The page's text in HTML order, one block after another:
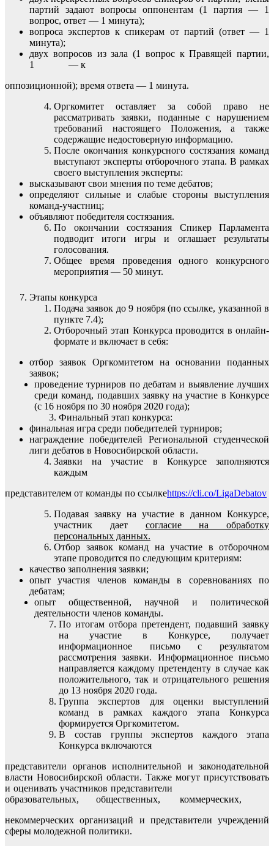
партий задают вопросы оппонентам (1 партия — 1
вопрос, ответ — 1 минута);
вопроса экспертов к спикерам от партий (ответ — 1
минута);
двух вопросов из зала (1 вопрос к Правящей партии,
1 — к
оппозиционной); время ответа — 1 минута.
Оргкомитет оставляет за собой право не
рассматривать заявки, поданные с нарушением
требований настоящего Положения, а также
содержащие недостоверную информацию.
После окончания конкурсного состязания команд
выступают эксперты отборочного этапа. В рамках
своего выступления эксперты:
высказывают свои мнения по теме дебатов;
определяют сильные и слабые стороны выступления
команд-участниц;
объявляют победителя состязания.
По окончании состязания Спикер Парламента
подводит итоги игры и оглашает результаты
голосования.
Общее время проведения одного конкурсного
мероприятия — 50 минут.
Этапы конкурса
Подача заявок до 9 ноября (по ссылке, указанной в
пункте 7.4);
Отборочный этап Конкурса проводится в онлайн-
формате и включает в себя:
отбор заявок Оргкомитетом на основании поданных
заявок;
проведение турниров по дебатам и выявление лучших
среди команд, подавших заявку на участие в Конкурсе
(с 16 ноября по 30 ноября 2020 года);
Финальный этап конкурса:
финальная игра среди победителей турниров;
награждение победителей Региональной студенческой
лиги дебатов в Новосибирской области.
Заявки на участие в Конкурсе заполняются
каждым
представителем от команды по ссылкеhttps://cli.co/LigaDebatov
Подавая заявку на участие в данном Конкурсе,
участник дает согласие на обработку
персональных данных.
Отбор заявок команд на участие в отборочном
этапе проводится по следующим критериям:
качество заполнения заявки;
опыт участия членов команды в соревнованиях по
дебатам;
опыт общественной, научной и политической
деятельности членов команды.
По итогам отбора претендент, подавший заявку
на участие в Конкурсе, получает
информационное письмо с результатом
рассмотрения заявки. Информационное письмо
направляется каждому претенденту в случае как
положительного, так и отрицательного решения
до 13 ноября 2020 года.
Группа экспертов для оценки выступлений
команд в рамках каждого этапа Конкурса
формируется Оргкомитетом.
В состав группы экспертов каждого этапа
Конкурса включаются
представители органов исполнительной и законодательной
власти Новосибирской области. Также могут присутствовать
и оценивать участников представители
образовательных, общественных, коммерческих,
некоммерческих организаций и представители учреждений
сферы молодежной политики.